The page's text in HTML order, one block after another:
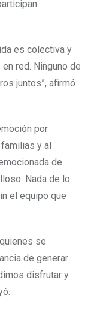
es colectiva y
red. Ninguno de
juntos”, afirmó
por
y al
de
Nada de lo
el equipo que
se
de generar
disfrutar y